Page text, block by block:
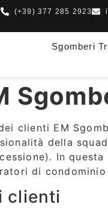
(+39) 377 285 2923
Sgomberi
clienti EM
della
In
di
clienti